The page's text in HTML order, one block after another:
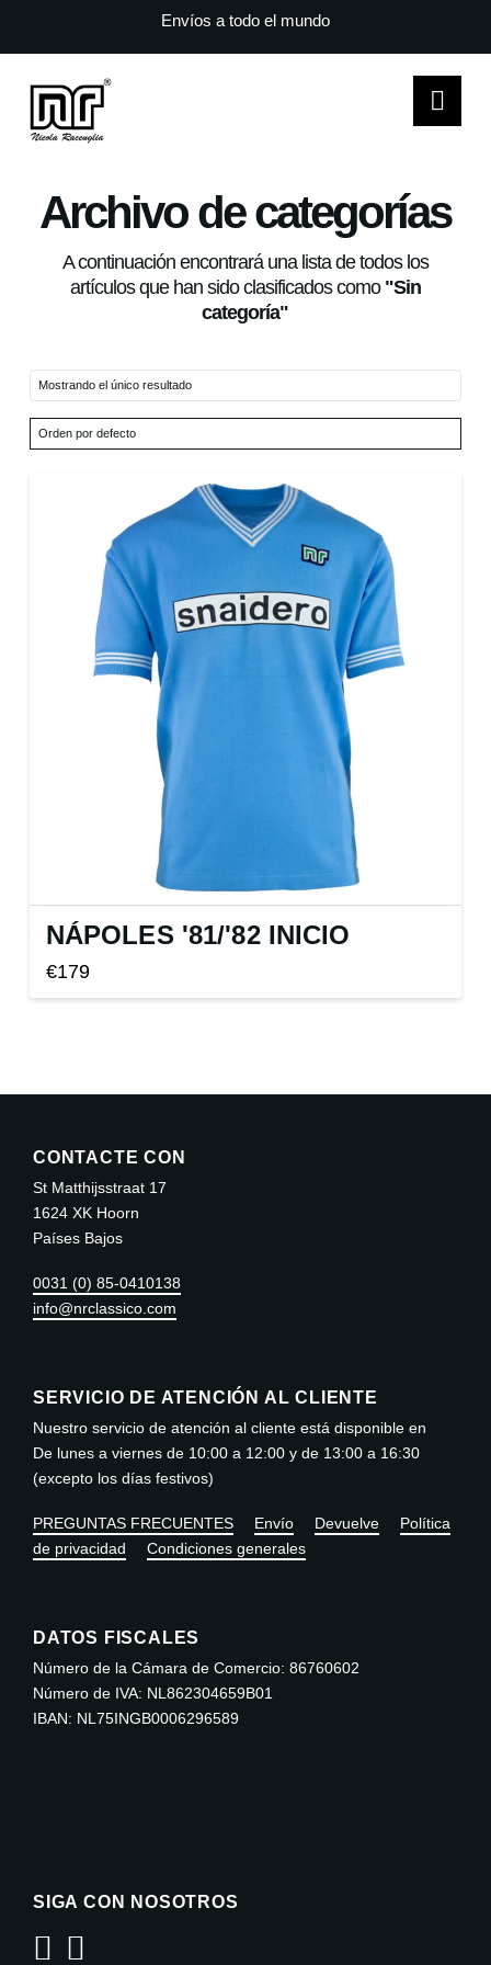
Envíos a todo el mundo
Archivo de categorías
A continuación encontrará una lista de todos los
artículos que han sido clasificados como "Sin
categoría"
Mostrando el único resultado
NÁPOLES '81/'82 INICIO
€179
Este
pueden
en
la
producto
CONTACTE CON
St Matthijsstraat 17
1624 XK Hoorn
Países Bajos
0031 (0) 85-0410138
info@nrclassico.com
SERVICIO DE ATENCIÓN AL CLIENTE
Nuestro servicio de atención al cliente está disponible en
De lunes a viernes de 10:00 a 12:00 y de 13:00 a 16:30
(excepto los días festivos)
PREGUNTAS FRECUENTES Envío Devuelve
Política
de privacidad
Condiciones generales
DATOS FISCALES
Número de la Cámara de Comercio: 86760602
Número de IVA: NL862304659B01
IBAN: NL75INGB0006296589
SIGA CON NOSOTROS